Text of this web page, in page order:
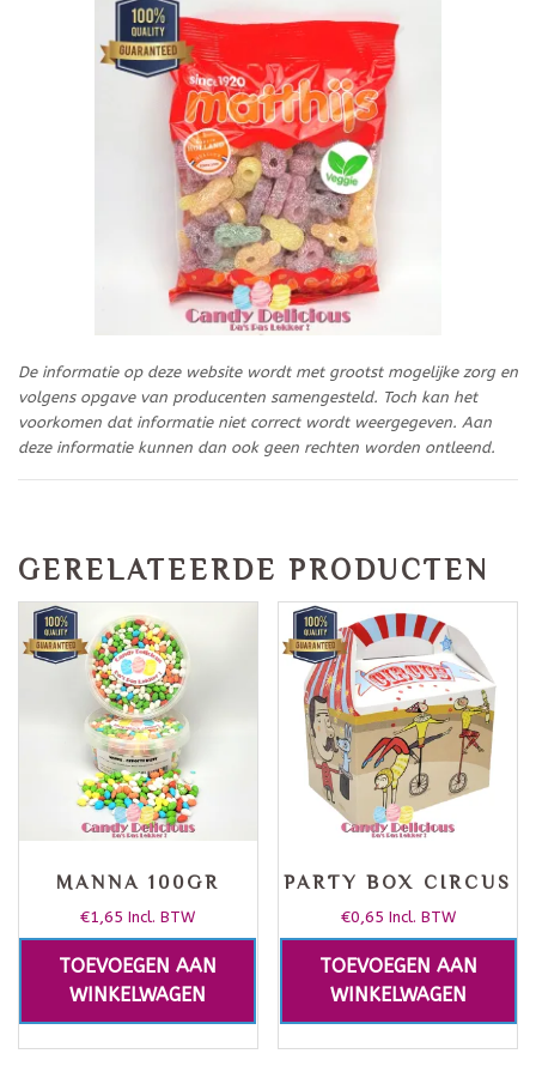
De informatie op deze website wordt met grootst mogelijke zorg en
volgens opgave van producenten samengesteld. Toch kan het
voorkomen dat informatie niet correct wordt weergegeven. Aan
deze informatie kunnen dan ook geen rechten worden ontleend.
GERELATEERDE PRODUCTEN
MANNA 100GR
€1,65 Incl. BTW
TOEVOEGEN AAN
WINKELWAGEN
PARTY BOX CIRCUS
€0,65 Incl. BTW
TOEVOEGEN AAN
WINKELWAGEN